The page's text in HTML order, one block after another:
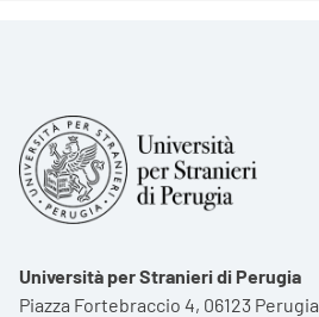
Università per Stranieri di Perugia
Piazza Fortebraccio 4, 06123 Perugia